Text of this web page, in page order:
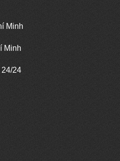
Minh
Minh
24